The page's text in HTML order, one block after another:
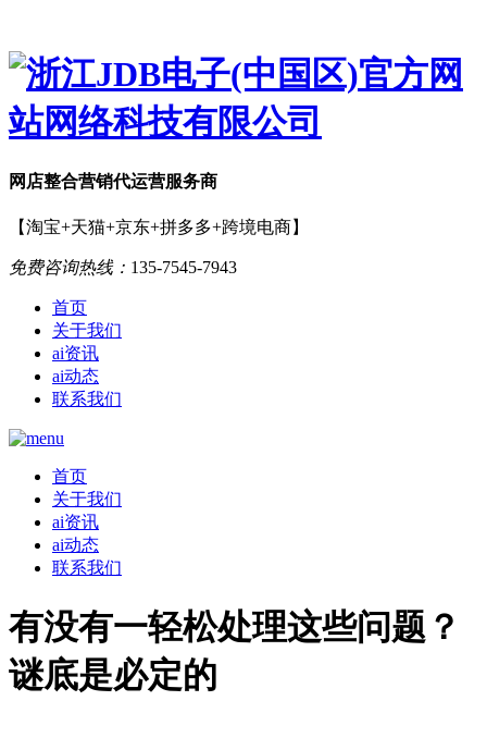
网店整合营销代运营服务商
【淘宝+天猫+京东+拼多多+跨境电商】
免费咨询热线： 135-7545-7943
首页
关于我们
ai资讯
ai动态
联系我们
首页
关于我们
ai资讯
ai动态
联系我们
有没有一轻松处理这些问题？
谜底是必定的